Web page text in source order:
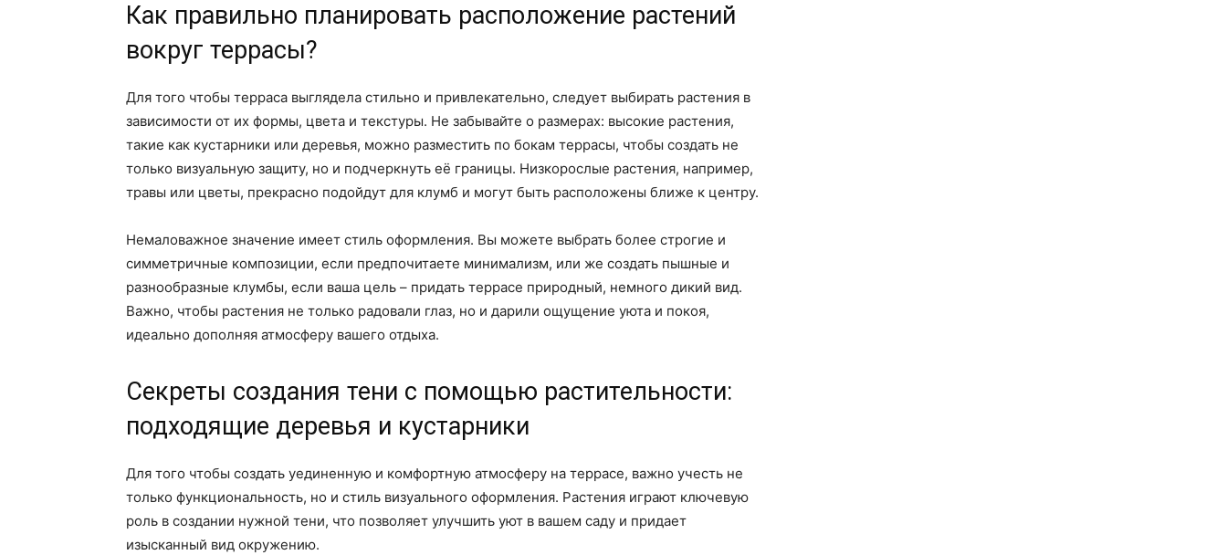
Как правильно планировать расположение растений
вокруг террасы?
Для того чтобы терраса выглядела стильно и привлекательно, следует выбирать растения в
зависимости от их формы, цвета и текстуры. Не забывайте о размерах: высокие растения,
такие как кустарники или деревья, можно разместить по бокам террасы, чтобы создать не
только визуальную защиту, но и подчеркнуть её границы. Низкорослые растения, например,
травы или цветы, прекрасно подойдут для клумб и могут быть расположены ближе к центру.
Немаловажное значение имеет стиль оформления. Вы можете выбрать более строгие и
симметричные композиции, если предпочитаете минимализм, или же создать пышные и
разнообразные клумбы, если ваша цель – придать террасе природный, немного дикий вид.
Важно, чтобы растения не только радовали глаз, но и дарили ощущение уюта и покоя,
идеально дополняя атмосферу вашего отдыха.
Секреты создания тени с помощью растительности:
подходящие деревья и кустарники
Для того чтобы создать уединенную и комфортную атмосферу на террасе, важно учесть не
только функциональность, но и стиль визуального оформления. Растения играют ключевую
роль в создании нужной тени, что позволяет улучшить уют в вашем саду и придает
изысканный вид окружению.